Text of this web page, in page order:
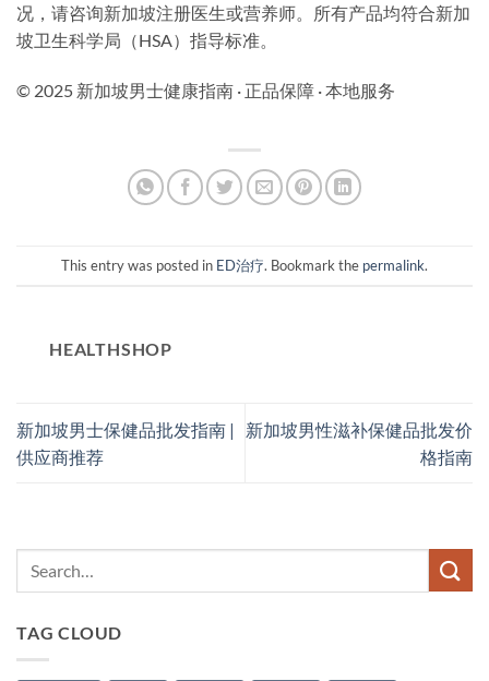
况，请咨询新加坡注册医生或营养师。所有产品均符合新加
坡卫生科学局（HSA）指导标准。
© 2025 新加坡男士健康指南 · 正品保障 · 本地服务
This entry was posted in ED治疗. Bookmark the permalink.
HEALTHSHOP
新加坡男士保健品批发指南 |
供应商推荐
新加坡男性滋补保健品批发价
格指南
TAG CLOUD